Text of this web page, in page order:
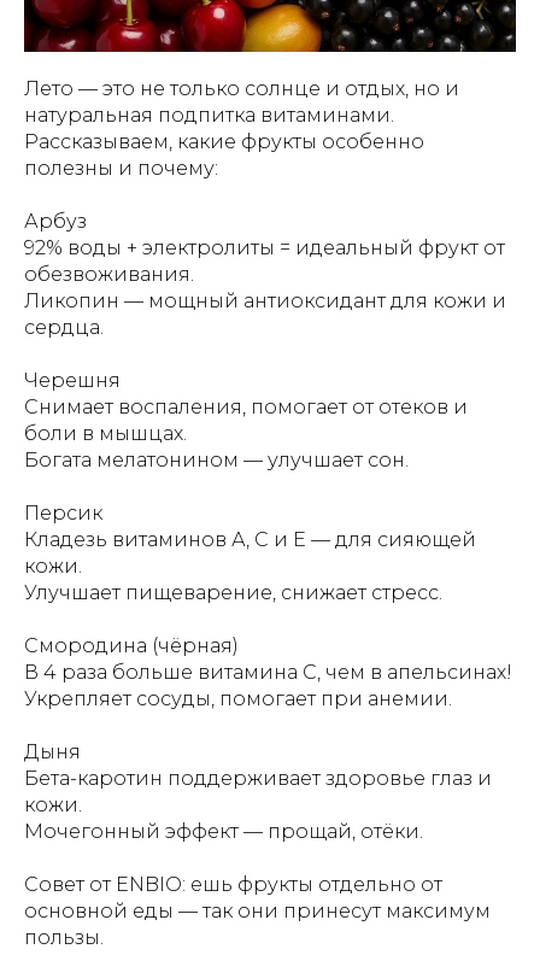
Лето — это не только солнце и отдых, но и
натуральная подпитка витаминами.
Рассказываем, какие фрукты особенно
полезны и почему:
Арбуз
92% воды + электролиты = идеальный фрукт от
обезвоживания.
Ликопин — мощный антиоксидант для кожи и
сердца.
Черешня
Снимает воспаления, помогает от отеков и
боли в мышцах.
Богата мелатонином — улучшает сон.
Персик
Кладезь витаминов А, С и Е — для сияющей
кожи.
Улучшает пищеварение, снижает стресс.
Смородина (чёрная)
В 4 раза больше витамина С, чем в апельсинах!
Укрепляет сосуды, помогает при анемии.
Дыня
Бета-каротин поддерживает здоровье глаз и
кожи.
Мочегонный эффект — прощай, отёки.
Совет от ENBIO: ешь фрукты отдельно от
основной еды — так они принесут максимум
пользы.